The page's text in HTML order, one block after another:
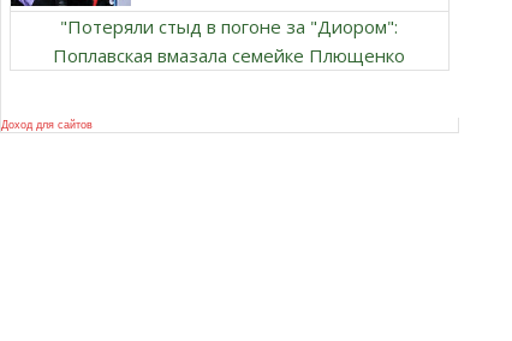
"Потеряли стыд в погоне за "Диором":
Поплавская вмазала семейке Плющенко
Доход для сайтов